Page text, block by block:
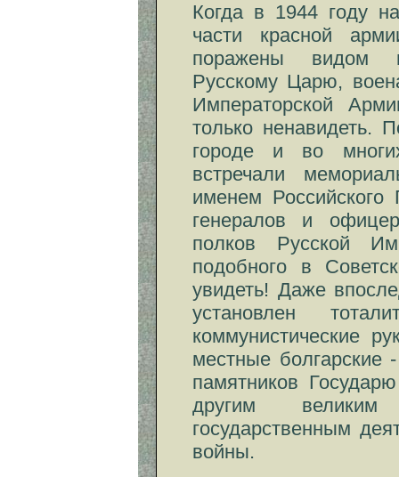
Когда в 1944 году
части красной
поражены видом
Русскому Царю,
Императорской
только ненавидеть.
городе и во
встречали
именем Российского
генералов и
полков Русской
подобного в
увидеть! Даже
установлен
коммунистические
местные болгарские
памятников
другим
государственным
войны.